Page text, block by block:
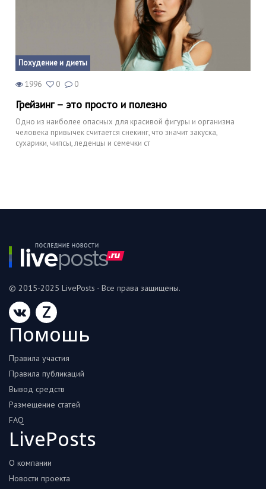
Похудение и диеты
1996 0 0
Грейзинг – это просто и полезно
Одно из наиболее опасных для красивой фигуры и организма
человека привычек считается снекинг, что значит закуска,
сухарики, чипсы, леденцы и семечки ст
© 2015-2025 LivePosts - Все права защищены.
Z
Помошь
Правила участия
Правила публикаций
Вывод средств
Размещение статей
FAQ
LivePosts
О компании
Новости проекта